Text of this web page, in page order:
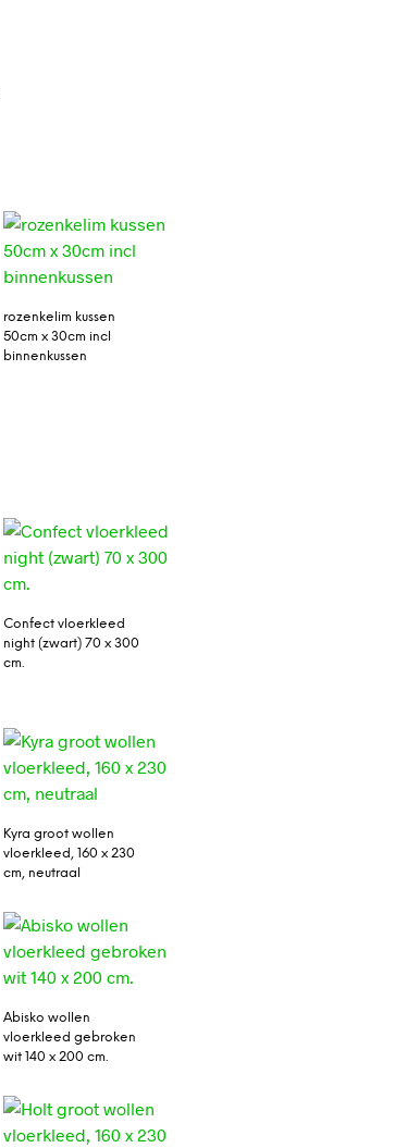
rozenkelim kussen
50cm x 30cm incl
binnenkussen
Confect vloerkleed
night (zwart) 70 x 300
cm.
Kyra groot wollen
vloerkleed, 160 x 230
cm, neutraal
Abisko wollen
vloerkleed gebroken
wit 140 x 200 cm.